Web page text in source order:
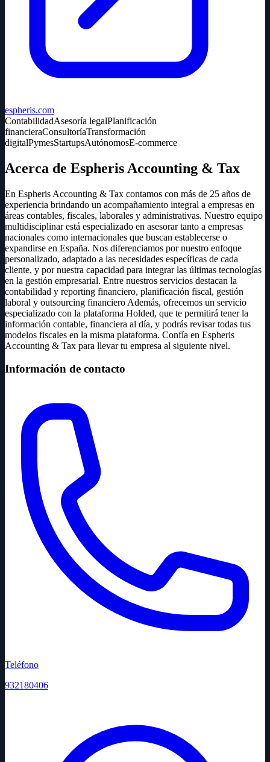
espheris.com
ContabilidadAsesoría legalPlanificación
financieraConsultoríaTransformación
digitalPymesStartupsAutónomosE-commerce
Acerca de Espheris Accounting & Tax
En Espheris Accounting & Tax contamos con más de 25 años de
experiencia brindando un acompañamiento integral a empresas en
áreas contables, fiscales, laborales y administrativas. Nuestro equipo
multidisciplinar está especializado en asesorar tanto a empresas
nacionales como internacionales que buscan establecerse o
expandirse en España. Nos diferenciamos por nuestro enfoque
personalizado, adaptado a las necesidades específicas de cada
cliente, y por nuestra capacidad para integrar las últimas tecnologías
en la gestión empresarial. Entre nuestros servicios destacan la
contabilidad y reporting financiero, planificación fiscal, gestión
laboral y outsourcing financiero Además, ofrecemos un servicio
especializado con la plataforma Holded, que te permitirá tener la
información contable, financiera al día, y podrás revisar todas tus
modelos fiscales en la misma plataforma. Confía en Espheris
Accounting & Tax para llevar tu empresa al siguiente nivel.
Información de contacto
Teléfono
932180406